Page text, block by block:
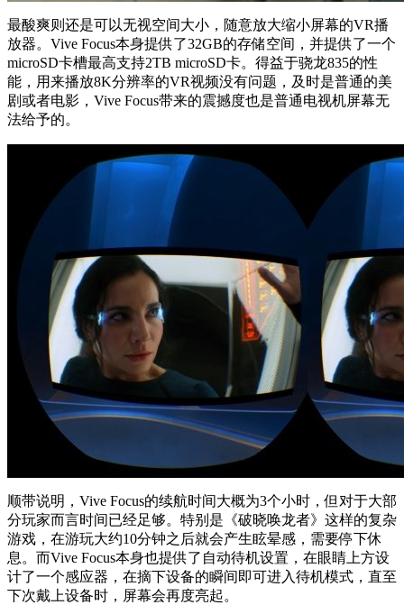
最酸爽则还是可以无视空间大小，随意放大缩小屏幕的VR播
放器。Vive Focus本身提供了32GB的存储空间，并提供了一个
microSD卡槽最高支持2TB microSD卡。得益于骁龙835的性
能，用来播放8K分辨率的VR视频没有问题，及时是普通的美
剧或者电影，Vive Focus带来的震撼度也是普通电视机屏幕无
法给予的。
顺带说明，Vive Focus的续航时间大概为3个小时，但对于大部
分玩家而言时间已经足够。特别是《破晓唤龙者》这样的复杂
游戏，在游玩大约10分钟之后就会产生眩晕感，需要停下休
息。而Vive Focus本身也提供了自动待机设置，在眼睛上方设
计了一个感应器，在摘下设备的瞬间即可进入待机模式，直至
下次戴上设备时，屏幕会再度亮起。